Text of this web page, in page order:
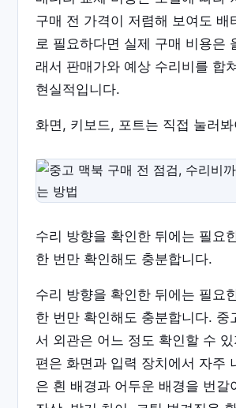
구매 전 가격이 저렴해 보여도 배
로 필요하다면 실제 구매 비용은
래서 판매가와 예상 수리비를 합
현실적입니다.
화면, 키보드, 포트는 직접 눌러
수리 방향을 확인한 뒤에는 필요
한 번만 확인해도 충분합니다.
수리 방향을 확인한 뒤에는 필요
한 번만 확인해도 충분합니다. 중
서 외관은 어느 정도 확인할 수
편은 화면과 입력 장치에서 자주
은 흰 배경과 어두운 배경을 번갈